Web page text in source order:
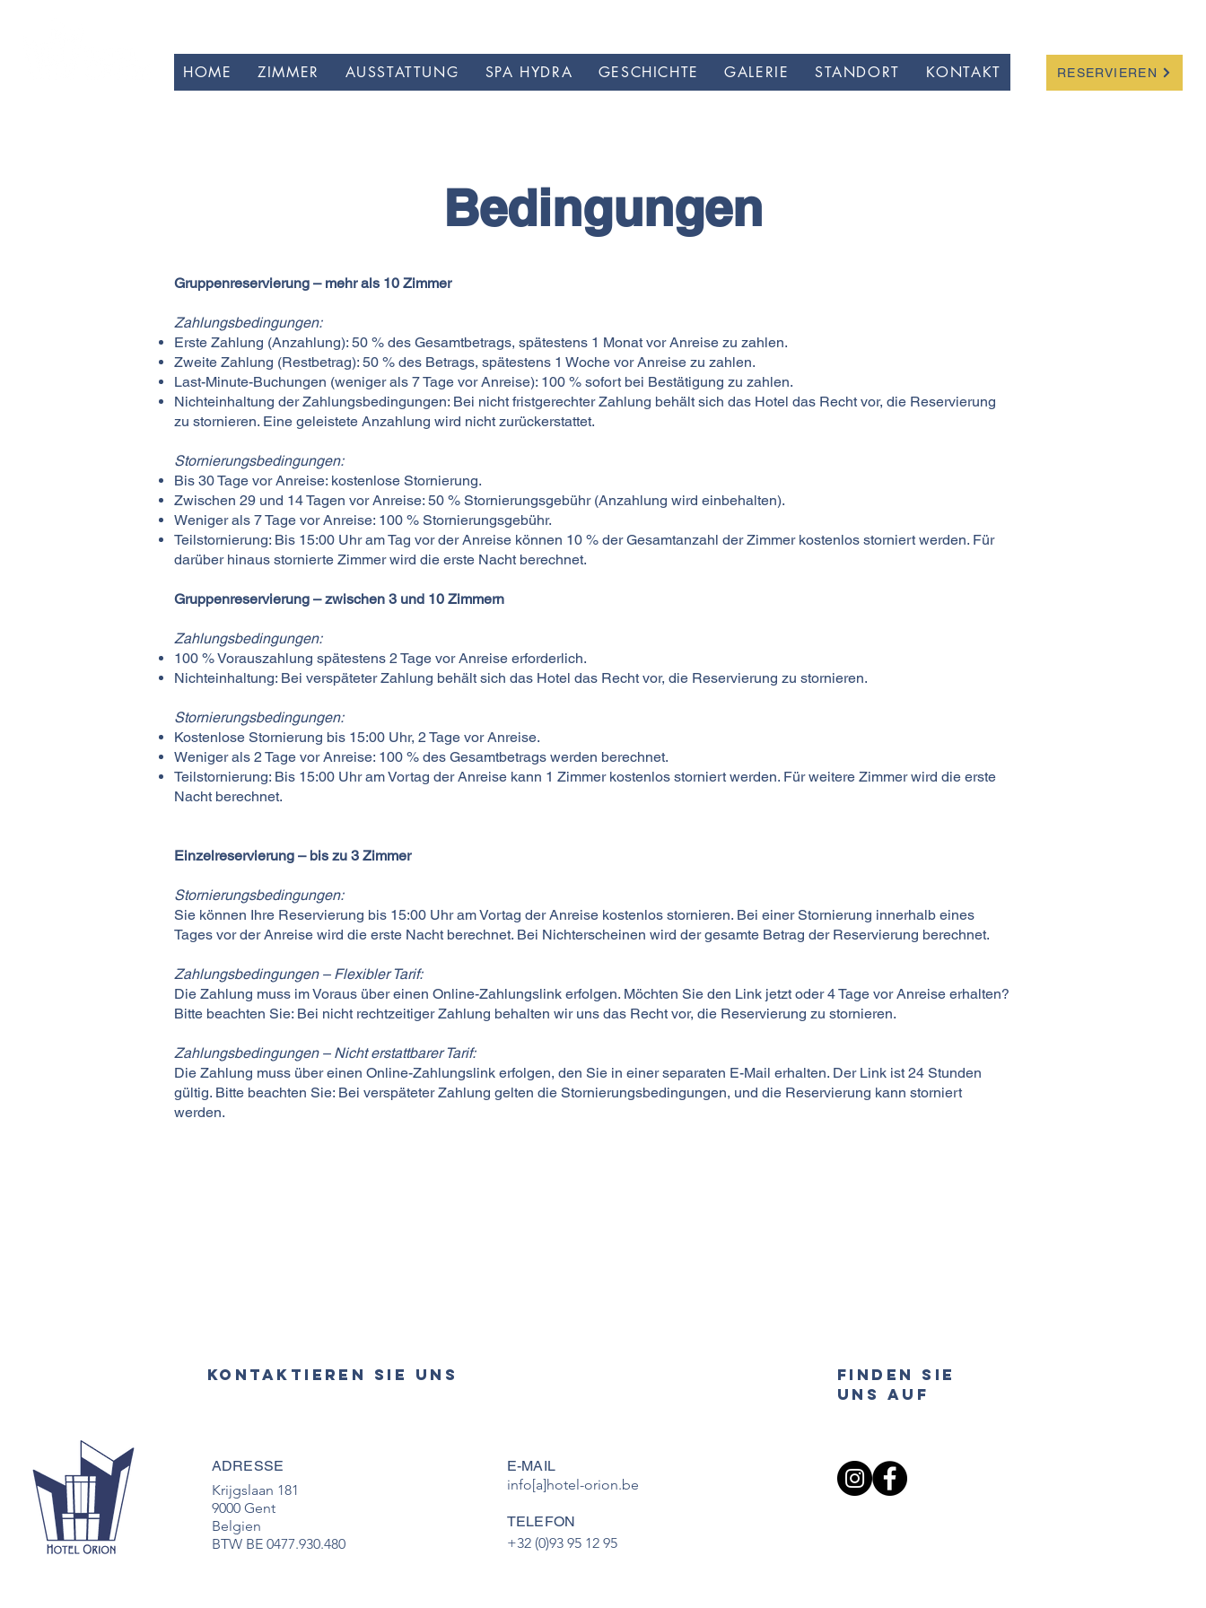
HOME ZIMMER AUSSTATTUNG SPA HYDRA GESCHICHTE GALERIE STANDORT KONTAKT RESERVIEREN
Bedingungen
Gruppenreservierung – mehr als 10 Zimmer
Zahlungsbedingungen:
Erste Zahlung (Anzahlung): 50 % des Gesamtbetrags, spätestens 1 Monat vor Anreise zu zahlen.
Zweite Zahlung (Restbetrag): 50 % des Betrags, spätestens 1 Woche vor Anreise zu zahlen.
Last-Minute-Buchungen (weniger als 7 Tage vor Anreise): 100 % sofort bei Bestätigung zu zahlen.
Nichteinhaltung der Zahlungsbedingungen: Bei nicht fristgerechter Zahlung behält sich das Hotel das Recht vor, die Reservierung
zu stornieren. Eine geleistete Anzahlung wird nicht zurückerstattet.
Stornierungsbedingungen:
Bis 30 Tage vor Anreise: kostenlose Stornierung.
Zwischen 29 und 14 Tagen vor Anreise: 50 % Stornierungsgebühr (Anzahlung wird einbehalten).
Weniger als 7 Tage vor Anreise: 100 % Stornierungsgebühr.
Teilstornierung: Bis 15:00 Uhr am Tag vor der Anreise können 10 % der Gesamtanzahl der Zimmer kostenlos storniert werden. Für
darüber hinaus stornierte Zimmer wird die erste Nacht berechnet.
Gruppenreservierung – zwischen 3 und 10 Zimmern
Zahlungsbedingungen:
100 % Vorauszahlung spätestens 2 Tage vor Anreise erforderlich.
Nichteinhaltung: Bei verspäteter Zahlung behält sich das Hotel das Recht vor, die Reservierung zu stornieren.
Stornierungsbedingungen:
Kostenlose Stornierung bis 15:00 Uhr, 2 Tage vor Anreise.
Weniger als 2 Tage vor Anreise: 100 % des Gesamtbetrags werden berechnet.
Teilstornierung: Bis 15:00 Uhr am Vortag der Anreise kann 1 Zimmer kostenlos storniert werden. Für weitere Zimmer wird die erste
Nacht berechnet.
Einzelreservierung – bis zu 3 Zimmer
Stornierungsbedingungen:
Sie können Ihre Reservierung bis 15:00 Uhr am Vortag der Anreise kostenlos stornieren. Bei einer Stornierung innerhalb eines
Tages vor der Anreise wird die erste Nacht berechnet. Bei Nichterscheinen wird der gesamte Betrag der Reservierung berechnet.
Zahlungsbedingungen – Flexibler Tarif:
Die Zahlung muss im Voraus über einen Online-Zahlungslink erfolgen. Möchten Sie den Link jetzt oder 4 Tage vor Anreise erhalten?
Bitte beachten Sie: Bei nicht rechtzeitiger Zahlung behalten wir uns das Recht vor, die Reservierung zu stornieren.
Zahlungsbedingungen – Nicht erstattbarer Tarif:
Die Zahlung muss über einen Online-Zahlungslink erfolgen, den Sie in einer separaten E-Mail erhalten. Der Link ist 24 Stunden
gültig. Bitte beachten Sie: Bei verspäteter Zahlung gelten die Stornierungsbedingungen, und die Reservierung kann storniert
werden.
KONTAKTIEREN SIE UNS
FINDEN SIE
UNS AUF
ADRESSE
Krijgslaan 181
9000 Gent
Belgien
BTW BE 0477.930.480
E-MAIL
info[a]hotel-orion.be
TELEFON
+32 (0)93 95 12 95